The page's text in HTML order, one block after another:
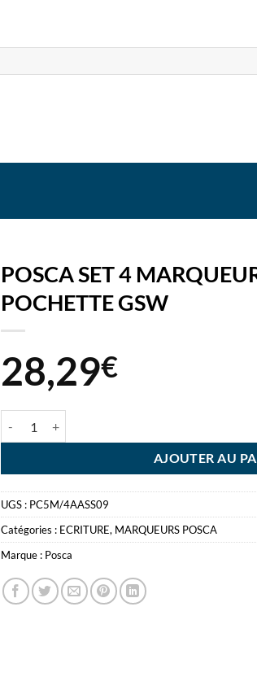
POSCA SET 4
POCHETTE GSW
28,29€
AJOUTER AU
UGS : PC5M/4AASS09
Catégories : ECRITURE, MARQUEURS POSCA
Marque : Posca